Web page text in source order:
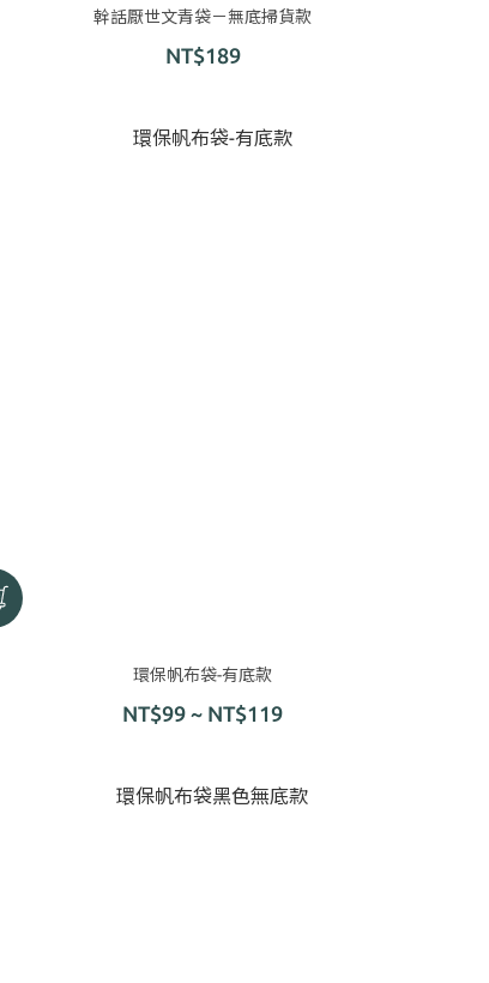
幹話厭世文青袋－無底掃貨款
NT$189
環保帆布袋-有底款
NT$99 ~ NT$119